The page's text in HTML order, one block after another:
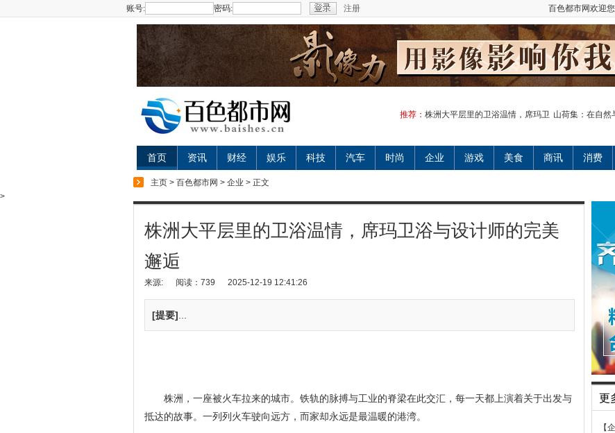
账号: 密码: 注册 百色都市网欢迎
推荐： 株洲大平层里的卫浴温情，席玛卫 山荷集：在自然
首页 资讯 财经 娱乐 科技 汽车 时尚 企业 游戏 美食 商讯 消费
主页 > 百色都市网 > 企业 > 正文
>
株洲大平层里的卫浴温情，席玛卫浴与设计师的完美
邂逅
来源: 阅读：739 2025-12-19 12:41:26
[提要]
株洲，一座被火车拉来的城市。铁轨的脉搏与工业的脊梁在此交汇，每一天都上演着关于出发与
抵达的故事。一列列火车驶向远方，而家却永远是最温暖的港湾。
更
【